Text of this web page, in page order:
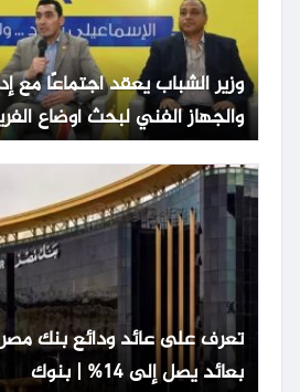
وزير الشباب يعقد اجتماعًا مع
والجهاز الفني لبحث أوضاع
تعرف على عائد ودائع بنك مصر
بعائد يصل إلى 14% | بنوك